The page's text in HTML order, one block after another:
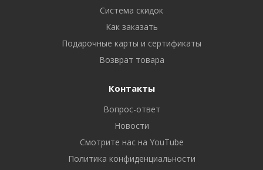
Система скидок
Как заказать
Подарочные карты и сертификаты
Возврат товара
Контакты
Вопрос-ответ
Новости
Смотрите нас на YouTube
Политика конфиденциальности